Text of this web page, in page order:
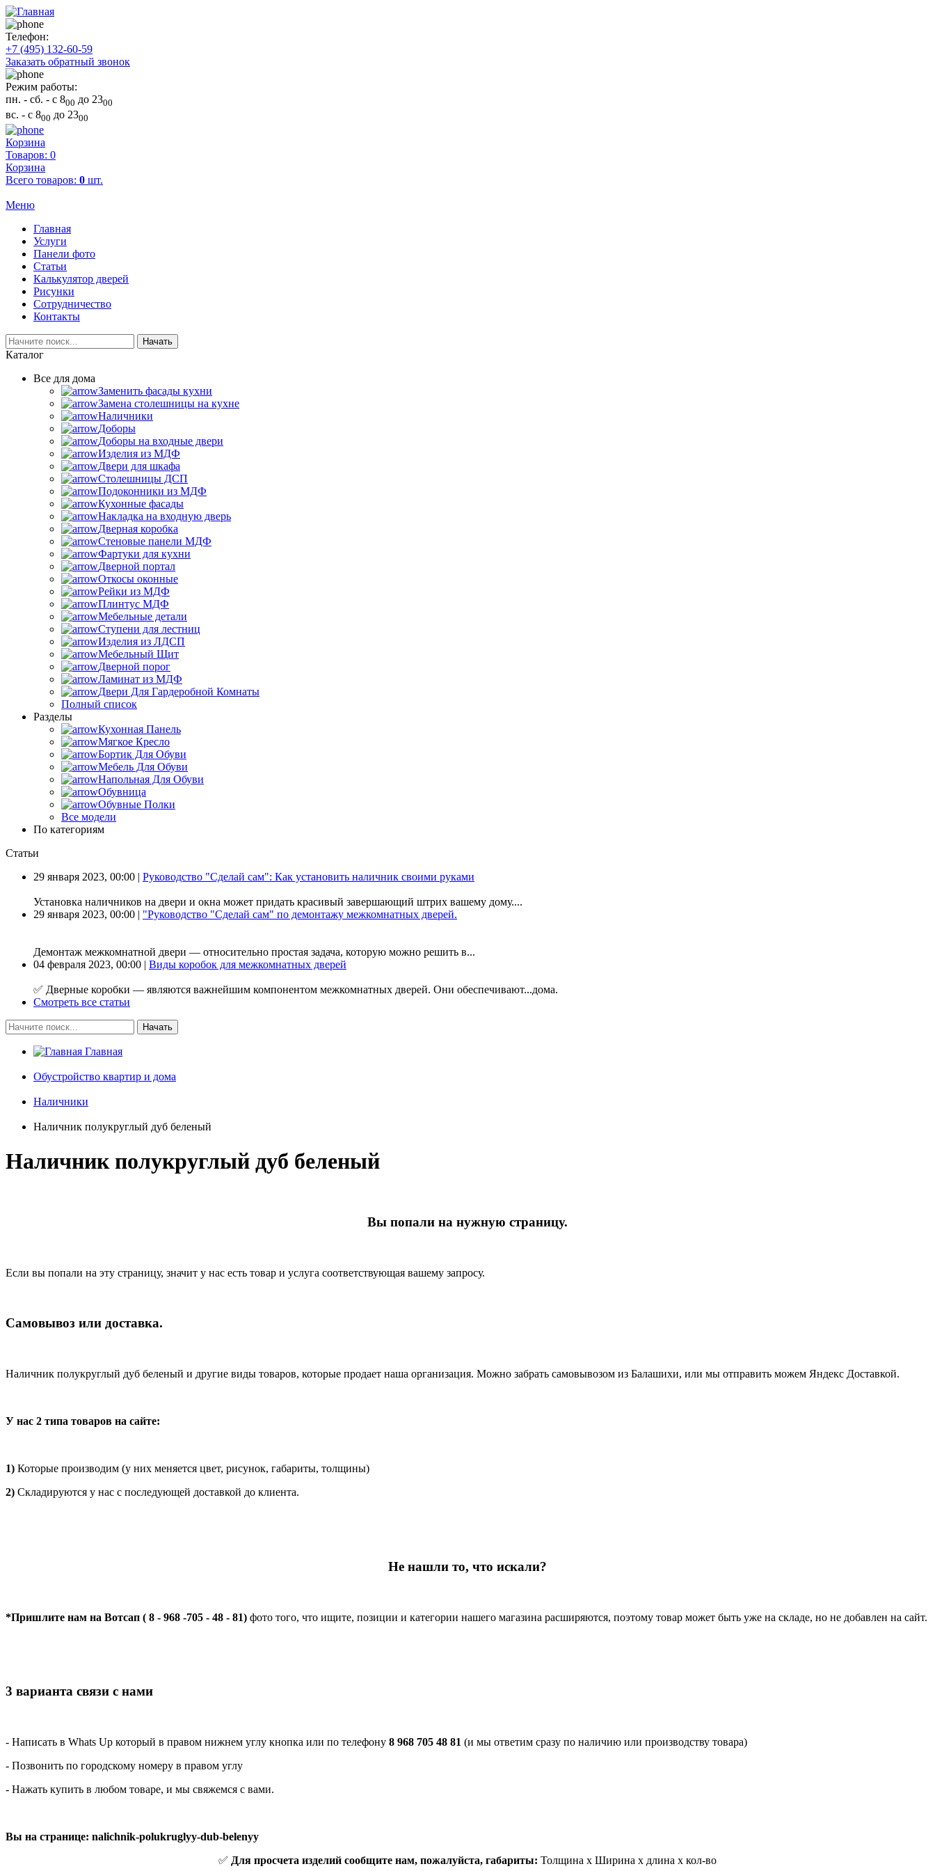
Телефон:
+7 (495) 132-60-59
Заказать обратный звонок
Режим работы:
пн. - сб. - с 800 до 2300
вс. - с 800 до 2300
Корзина
Товаров: 0
Корзина
Всего товаров: 0 шт.
Меню
Главная
Услуги
Панели фото
Статьи
Калькулятор дверей
Рисунки
Сотрудничество
Контакты
Начать
Каталог
Все для дома
Заменить фасады кухни
Замена столешницы на кухне
Наличники
Доборы
Доборы на входные двери
Изделия из МДФ
Двери для шкафа
Столешницы ДСП
Подоконники из МДФ
Кухонные фасады
Накладка на входную дверь
Дверная коробка
Стеновые панели МДФ
Фартуки для кухни
Дверной портал
Откосы оконные
Рейки из МДФ
Плинтус МДФ
Мебельные детали
Ступени для лестниц
Изделия из ЛДСП
Мебельный Щит
Дверной порог
Ламинат из МДФ
Двери Для Гардеробной Комнаты
Полный список
Разделы
Кухонная Панель
Мягкое Кресло
Бортик Для Обуви
Мебель Для Обуви
Напольная Для Обуви
Обувница
Обувные Полки
Все модели
По категориям
Статьи
29 января 2023, 00:00 | Руководство "Сделай сам": Как установить наличник своими руками
Установка наличников на двери и окна может придать красивый завершающий штрих вашему дому....
29 января 2023, 00:00 | "Руководство "Сделай сам" по демонтажу межкомнатных дверей.
Демонтаж межкомнатной двери — относительно простая задача, которую можно решить в...
04 февраля 2023, 00:00 | Виды коробок для межкомнатных дверей
✅ Дверные коробки — являются важнейшим компонентом межкомнатных дверей. Они обеспечивают...дома.
Смотреть все статьи
Начать
Главная
Обустройство квартир и дома
Наличники
Наличник полукруглый дуб беленый
Наличник полукруглый дуб беленый
Вы попали на нужную страницу.
Если вы попали на эту страницу, значит у нас есть товар и услуга соответствующая вашему запросу.
Самовывоз или доставка.
Наличник полукруглый дуб беленый и другие виды товаров, которые продает наша организация. Можно забрать самовывозом из Балашихи, или мы отправить можем Яндекс Доставкой.
У нас 2 типа товаров на сайте:
1) Которые производим (у них меняется цвет, рисунок, габариты, толщины)
2) Складируются у нас с последующей доставкой до клиента.
Не нашли то, что искали?
*Пришлите нам на Вотсап ( 8 - 968 -705 - 48 - 81) фото того, что ищите, позиции и категории нашего магазина расширяются, поэтому товар может быть уже на складе, но не добавлен на сайт.
3 варианта связи с нами
- Написать в Whats Up который в правом нижнем углу кнопка или по телефону 8 968 705 48 81 (и мы ответим сразу по наличию или производству товара)
- Позвонить по городскому номеру в правом углу
- Нажать купить в любом товаре, и мы свяжемся с вами.
Вы на странице: nalichnik-polukruglyy-dub-belenyy
✅ Для просчета изделий сообщите нам, пожалуйста, габариты: Толщина х Ширина х длина х кол-во